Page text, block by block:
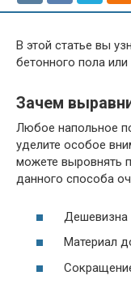
В этой статье вы
бетонного пола
Зачем
Любое напольное
уделите особое
можете
данного способа
Дешевизна
Материал